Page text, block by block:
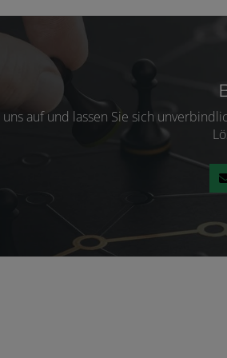
auf und lassen Sie sich